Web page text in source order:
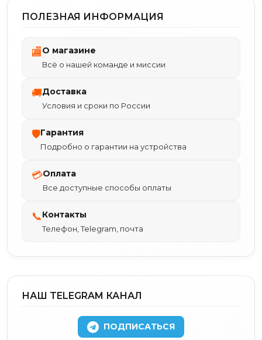
ПОЛЕЗНАЯ ИНФОРМАЦИЯ
🏬О магазине
Всё о нашей команде и миссии
🚚Доставка
Условия и сроки по России
🛡Гарантия
Подробно о гарантии на устройства
💳Оплата
Все доступные способы оплаты
📞Контакты
Телефон, Telegram, почта
НАШ TELEGRAM КАНАЛ
ПОДПИСАТЬСЯ